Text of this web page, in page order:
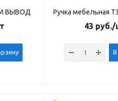
ВЫВОД Ручка мебельная
43 руб./
В